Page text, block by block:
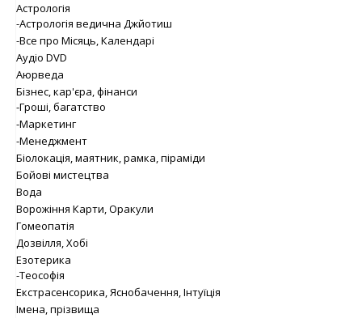
Астрологія
-Астрологія ведична Джйотиш
-Все про Місяць, Календарі
Аудіо DVD
Аюрведа
Бізнес, кар'єра, фінанси
-Гроші, багатство
-Маркетинг
-Менеджмент
Біолокація, маятник, рамка, піраміди
Бойові мистецтва
Вода
Ворожіння Карти, Оракули
Гомеопатія
Дозвілля, Хобі
Езотерика
-Теософія
Екстрасенсорика, Яснобачення, Інтуїція
Імена, прізвища